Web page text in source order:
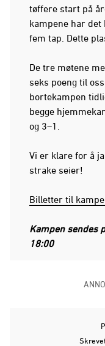
tøffere start på
kampene har det
fem tap. Dette
De tre møtene
seks poeng til
bortekampen
begge
og 3–1.
Vi er klare for å
strake seier!
Billetter til
Kampen sendes
18:00